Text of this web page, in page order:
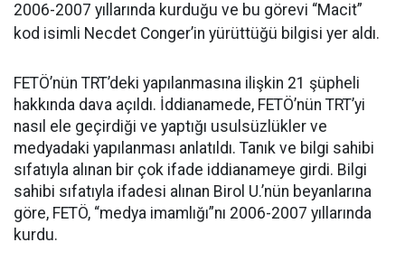
2006-2007 yıllarında kurduğu ve bu görevi “Macit”
kod isimli Necdet Conger’in yürüttüğü bilgisi yer aldı.
FETÖ’nün TRT’deki yapılanmasına ilişkin 21 şüpheli
hakkında dava açıldı. İddianamede, FETÖ’nün TRT’yi
nasıl ele geçirdiği ve yaptığı usulsüzlükler ve
medyadaki yapılanması anlatıldı. Tanık ve bilgi sahibi
sıfatıyla alınan bir çok ifade iddianameye girdi. Bilgi
sahibi sıfatıyla ifadesi alınan Birol U.’nün beyanlarına
göre, FETÖ, “medya imamlığı”nı 2006-2007 yıllarında
kurdu.